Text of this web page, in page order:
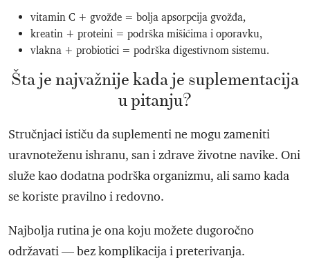
vitamin C + gvožđe = bolja apsorpcija gvožđa,
kreatin + proteini = podrška mišićima i oporavku,
vlakna + probiotici = podrška digestivnom sistemu.
Šta je najvažnije kada je suplementacija
u pitanju?
Stručnjaci ističu da suplementi ne mogu zameniti
uravnoteženu ishranu, san i zdrave životne navike. Oni
služe kao dodatna podrška organizmu, ali samo kada
se koriste pravilno i redovno.
Najbolja rutina je ona koju možete dugoročno
održavati — bez komplikacija i preterivanja.